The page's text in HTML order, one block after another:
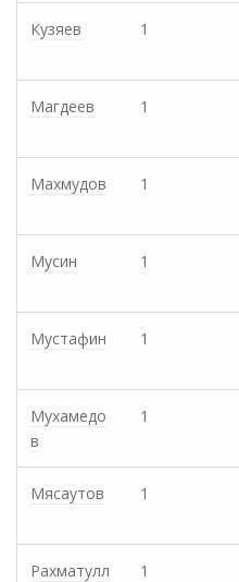
Кузяев 1
Магдеев 1
Махмудов 1
Мусин 1
Мустафин 1
Мухамедо
в
1
Мясаутов 1
Рахматулл
1